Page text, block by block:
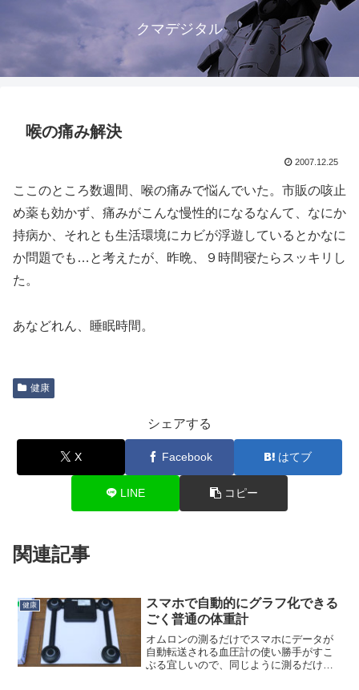
クマデジタル
喉の痛み解決
2007.12.25
ここのところ数週間、喉の痛みで悩んでいた。市販の咳止
め薬も効かず、痛みがこんな慢性的になるなんて、なにか
持病か、それとも生活環境にカビが浮遊しているとかなに
か問題でも…と考えたが、昨晩、９時間寝たらスッキリし
た。
あなどれん、睡眠時間。
健康
シェアする
X Facebook はてブ
LINE コピー
関連記事
健康
スマホで自動的にグラフ化できる
ごく普通の体重計
オムロンの測るだけでスマホにデータが
自動転送される血圧計の使い勝手がすこ
ぶる宜しいので、同じように測るだけで